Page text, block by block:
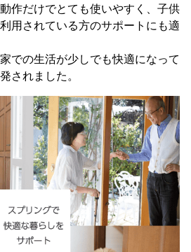
作だけでとても使いやすく、子供
用されている方のサポートにも適
での生活が少しでも快適になって
されました。